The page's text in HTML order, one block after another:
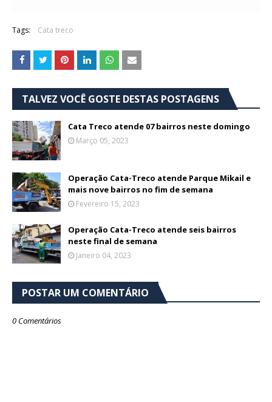
Tags: Cata treco
TALVEZ VOCÊ GOSTE DESTAS POSTAGENS
Cata Treco atende 07 bairros neste domingo
Março 05, 2023
Operação Cata-Treco atende Parque Mikail e
mais nove bairros no fim de semana
Fevereiro 15, 2023
Operação Cata-Treco atende seis bairros
neste final de semana
Janeiro 04, 2023
POSTAR UM COMENTÁRIO
0 Comentários